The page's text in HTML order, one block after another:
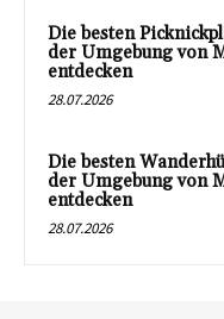
Die besten
der Umgebung von
entdecken
28.07.2026
Die besten
der Umgebung von
entdecken
28.07.2026